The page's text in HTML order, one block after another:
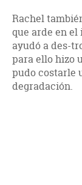
Rachel
que arde en
ayudó a des-
para ello hizo
pudo costarle
degradación.